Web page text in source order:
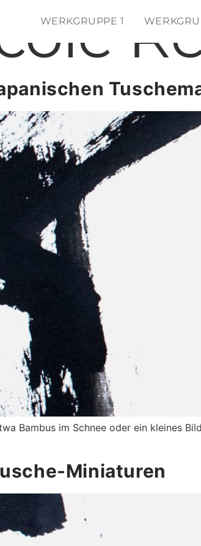
WERKGRUPPE 1
Bambus im Schnee oder ein kleines
Miniaturen